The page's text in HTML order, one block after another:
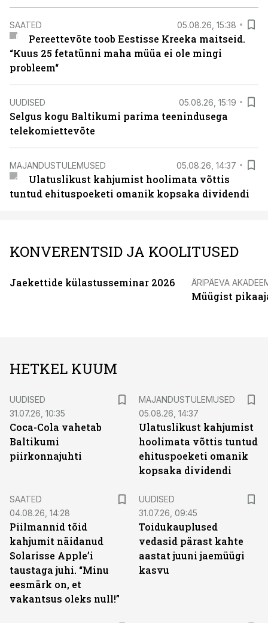
SAATED 05.08.26, 15:38
Pereettevõte toob Eestisse Kreeka maitseid.
“Kuus 25 fetatünni maha müüa ei ole mingi
probleem“
UUDISED 05.08.26, 15:19
Selgus kogu Baltikumi parima teenindusega
telekomiettevõte
MAJANDUSTULEMUSED 05.08.26, 14:37
Ulatuslikust kahjumist hoolimata võttis
tuntud ehituspoeketi omanik kopsaka dividendi
KONVERENTSID JA KOOLITUSED
Jaekettide külastusseminar 2026 ÄRIPÄEVA
Müügist
HETKEL KUUM
UUDISED
31.07.26, 10:35
Coca-Cola vahetab
Baltikumi
piirkonnajuhti
MAJANDUSTULEMUSED
05.08.26, 14:37
Ulatuslikust kahjumist
hoolimata võttis tuntud
ehituspoeketi omanik
kopsaka dividendi
SAATED
04.08.26, 14:28
Piilmannid tõid
kahjumit näidanud
Solarisse Apple’i
taustaga juhi. “Minu
eesmärk on, et
vakantsus oleks null!”
UUDISED
31.07.26, 09:45
Toidukauplused
vedasid pärast kahte
aastat juuni jaemüügi
kasvu